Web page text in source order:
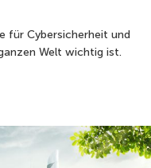
für Cybersicherheit und
Welt wichtig ist.